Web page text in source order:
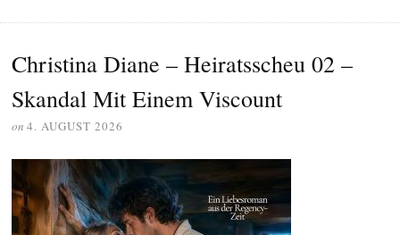
Christina Diane – Heiratsscheu 02 –
Skandal Mit Einem Viscount
on 4. AUGUST 2026